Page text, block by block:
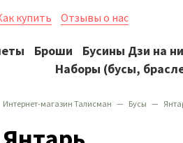
купить Отзывы о нас
Броши Бусины Дзи на
Наборы (бусы,
Интернет-магазин Талисман Бусы